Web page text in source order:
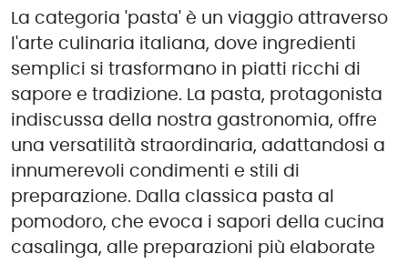
La categoria 'pasta' è un viaggio attraverso
l'arte culinaria italiana, dove ingredienti
semplici si trasformano in piatti ricchi di
sapore e tradizione. La pasta, protagonista
indiscussa della nostra gastronomia, offre
una versatilità straordinaria, adattandosi a
innumerevoli condimenti e stili di
preparazione. Dalla classica pasta al
pomodoro, che evoca i sapori della cucina
casalinga, alle preparazioni più elaborate